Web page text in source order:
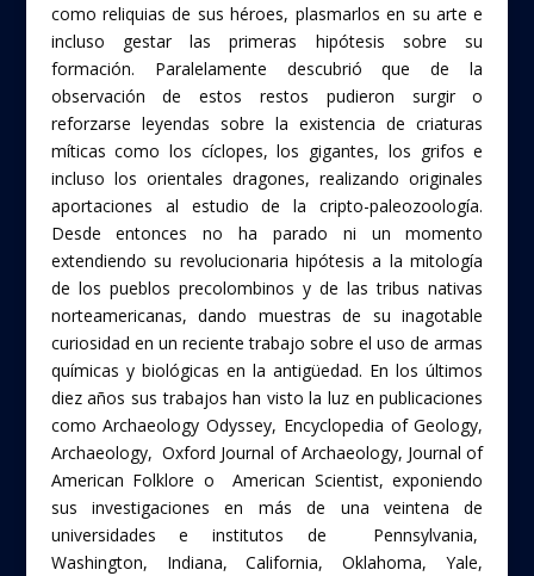
como reliquias de sus héroes, plasmarlos en su arte e
incluso gestar las primeras hipótesis sobre su
formación. Paralelamente descubrió que de la
observación de estos restos pudieron surgir o
reforzarse leyendas sobre la existencia de criaturas
míticas como los cíclopes, los gigantes, los grifos e
incluso los orientales dragones, realizando originales
aportaciones al estudio de la cripto-paleozoología.
Desde entonces no ha parado ni un momento
extendiendo su revolucionaria hipótesis a la mitología
de los pueblos precolombinos y de las tribus nativas
norteamericanas, dando muestras de su inagotable
curiosidad en un reciente trabajo sobre el uso de armas
químicas y biológicas en la antigüedad. En los últimos
diez años sus trabajos han visto la luz en publicaciones
como Archaeology Odyssey, Encyclopedia of Geology,
Archaeology, Oxford Journal of Archaeology, Journal of
American Folklore o American Scientist, exponiendo
sus investigaciones en más de una veintena de
universidades e institutos de Pennsylvania,
Washington, Indiana, California, Oklahoma, Yale,